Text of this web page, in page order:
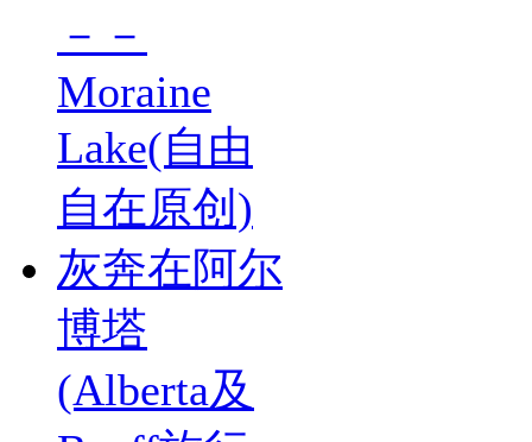
－－
Moraine
Lake(自由
自在原创)
灰奔在阿尔
博塔
(Alberta及